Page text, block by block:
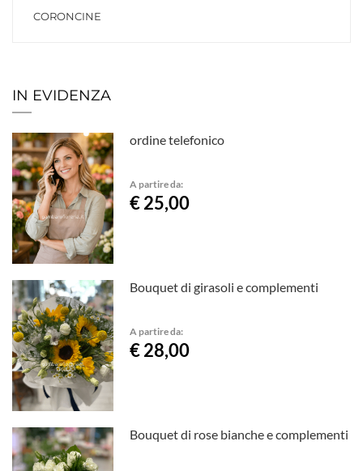
CORONCINE
IN EVIDENZA
ordine telefonico
A partire da:
€ 25,00
Bouquet di girasoli e complementi
A partire da:
€ 28,00
Bouquet di rose bianche e complementi